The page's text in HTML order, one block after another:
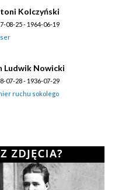
Kolczyński
08-25 - 1964-06-19
Ludwik Nowicki
07-28 - 1936-07-29
ruchu sokolego